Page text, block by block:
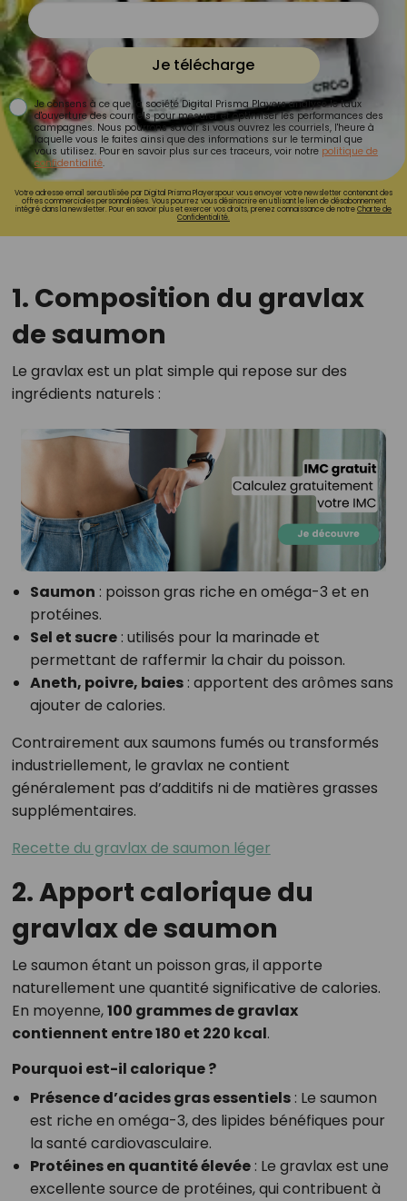
Je télécharge
Je consens à ce que la société Digital Prisma Players analyse le taux
d'ouverture des courriels pour mesurer et optimiser les performances des
campagnes. Nous pourrons savoir si vous ouvrez les courriels, l'heure à
laquelle vous le faites ainsi que des informations sur le terminal que
vous utilisez. Pour en savoir plus sur ces traceurs, voir notre politique de
confidentialité.
Votre adresse email sera utilisée par Digital Prisma Playerspour vous envoyer votre newsletter contenant des
offres commerciales personnalisées. Vous pourrez vous désinscrire en utilisant le lien de désabonnement
intégré dans la newsletter. Pour en savoir plus et exercer vos droits, prenez connaissance de notreCharte de
Confidentialité.
1. Composition du gravlax
de saumon
Le gravlax est un plat simple qui repose sur des
ingrédients naturels :
Saumon : poisson gras riche en oméga-3 et en
protéines.
Sel et sucre: utilisés pour la marinade et
permettant de raffermir la chair du poisson.
Aneth, poivre, baies: apportent des arômes sans
ajouter de calories.
Contrairement aux saumons fumés ou transformés
industriellement, le gravlax ne contient
généralement pas d’additifs ni de matières grasses
supplémentaires.
Recette du gravlax de saumon léger
2. Apport calorique du
gravlax de saumon
Le saumon étant un poisson gras, il apporte
naturellement une quantité significative de calories.
En moyenne,100 grammes de gravlax
contiennent entre 180 et 220 kcal.
Pourquoi est-il calorique ?
Présence d’acides gras essentiels: Le saumon
est riche en oméga-3, des lipides bénéfiques pour
la santé cardiovasculaire.
Protéines en quantité élevée: Le gravlax est une
excellente source de protéines, qui contribuent à